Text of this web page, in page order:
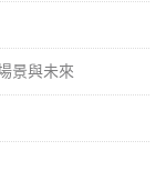
與未來